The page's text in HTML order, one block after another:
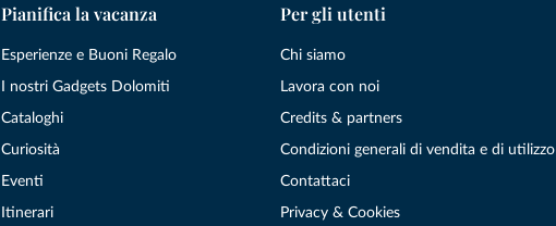
Pianifica la vacanza
Esperienze e Buoni Regalo
I nostri Gadgets Dolomiti
Cataloghi
Curiosità
Eventi
Itinerari
Per gli utenti
Chi siamo
Lavora con noi
Credits & partners
Condizioni generali di vendita e di utilizzo
Contattaci
Privacy & Cookies